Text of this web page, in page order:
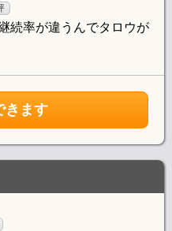
続率が違うんでタロウが
きます